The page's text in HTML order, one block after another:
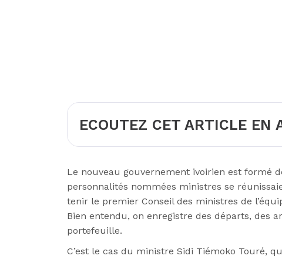
ECOUTEZ CET ARTICLE EN
Le nouveau gouvernement ivoirien est formé
personnalités nommées ministres se
tenir le premier Conseil des ministres de
Bien entendu, on enregistre des départs, des
portefeuille.
C’est le cas du ministre Sidi Tiémoko Touré,